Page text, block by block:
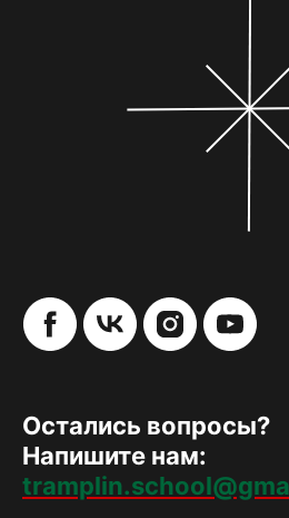
Остались вопросы?
Напишите нам: